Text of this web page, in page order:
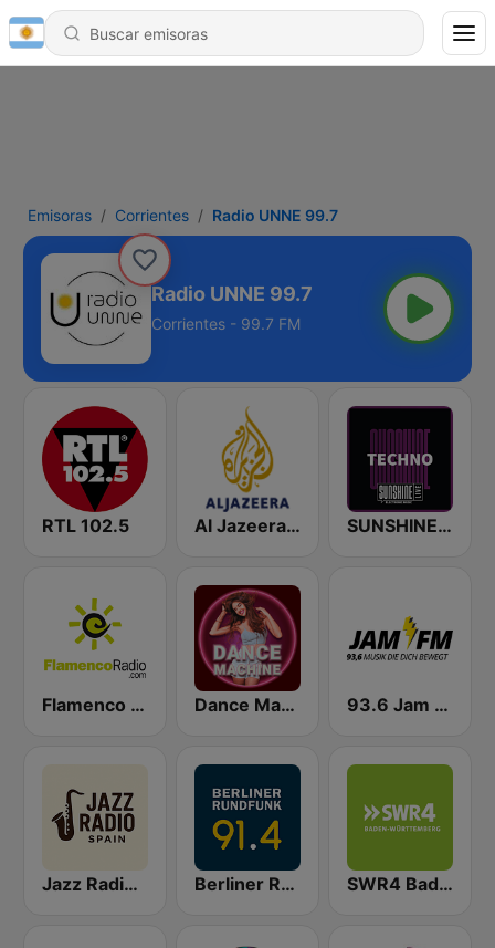
Emisoras Corrientes Radio UNNE 99.7
Radio UNNE 99.7
Corrientes - 99.7 FM
RTL 102.5 Al Jazeera English (قناة الجزيرة) SUNSHINE LIVE - Techno
Flamenco Radio Dance Machine 93.6 Jam FM
Jazz Radio Spain Berliner Rundfunk 91.4 SWR4 Baden-Württemberg